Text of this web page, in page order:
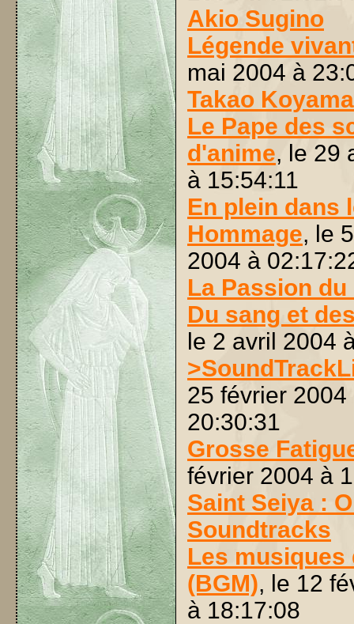
Akio Sugino
Légende
mai 2004 à
Takao Koyama
Le Pape des
d'anime, le 29
à 15:54:11
En plein dans
Hommage, le
2004 à
La Passion
Du sang et
le 2 avril 2004
25 février 2004
20:30:31
Grosse
février 2004 à
Saint Seiya :
Soundtracks
Les musiques
(BGM), le 12
à 18:17:08